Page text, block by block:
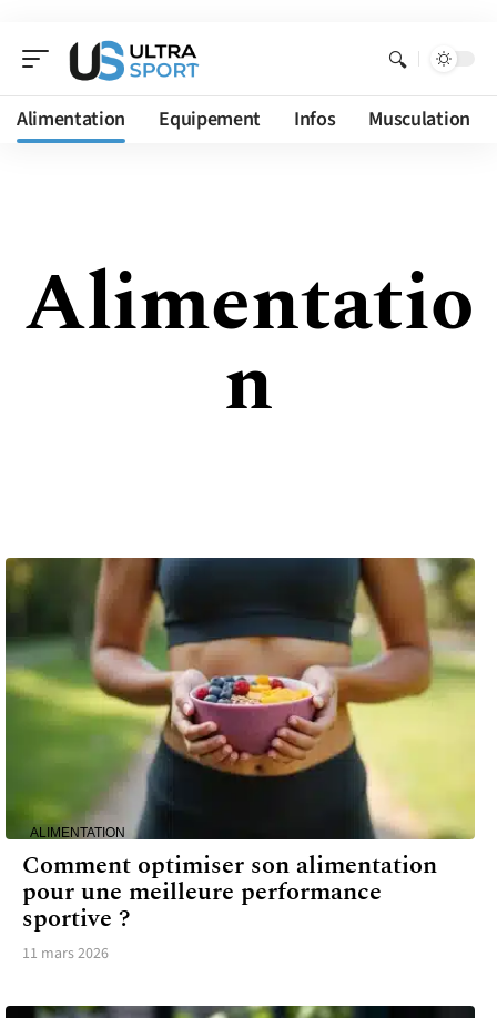
Alimentation Equipement Infos Musculation
Alimentatio
n
ALIMENTATION
Comment optimiser son alimentation
pour une meilleure performance
sportive ?
11 mars 2026